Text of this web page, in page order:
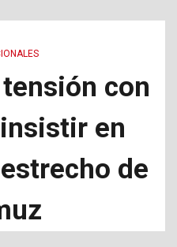
con
insistir en
de